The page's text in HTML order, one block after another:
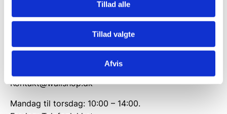
Tillad alle
Tillad valgte
Afvis
7430 Ikast
Telefon træffetid:
Kontakt@wallshop.dk
Mandag til torsdag: 10:00 – 14:00.